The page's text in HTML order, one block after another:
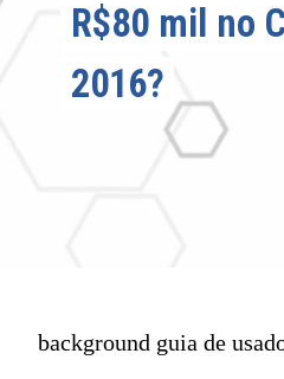
R$80 mil no
2016?
R$80 mil no
2016?
background guia de